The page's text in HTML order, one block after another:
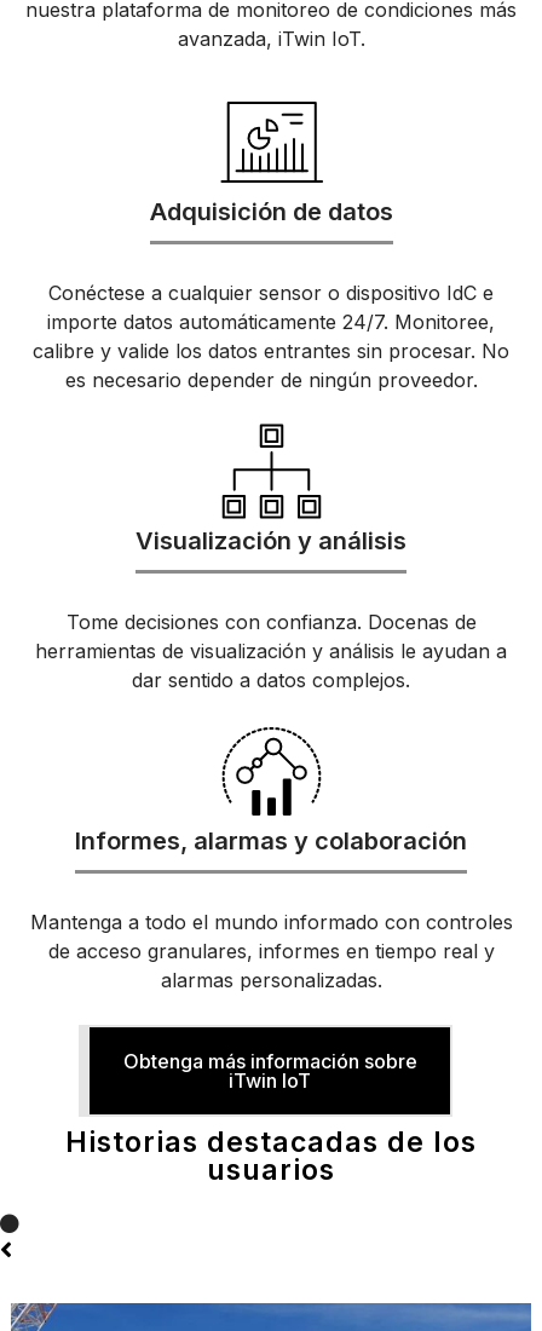
nuestra plataforma de monitoreo de condiciones más
avanzada, iTwin IoT.
Adquisición de datos
Conéctese a cualquier sensor o dispositivo IdC e
importe datos automáticamente 24/7. Monitoree,
calibre y valide los datos entrantes sin procesar. No
es necesario depender de ningún proveedor.
Visualización y análisis
Tome decisiones con confianza. Docenas de
herramientas de visualización y análisis le ayudan a
dar sentido a datos complejos.
Informes, alarmas y colaboración
Mantenga a todo el mundo informado con controles
de acceso granulares, informes en tiempo real y
alarmas personalizadas.
Obtenga más información sobre
iTwin IoT
Historias destacadas de los
usuarios